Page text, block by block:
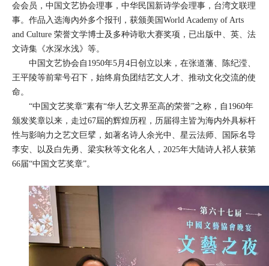
会会员，中国文艺协会理事，中华民国新诗学会理事，台湾文联理
事。作品入选海內外多个报刊，获颁美国World Academy of Arts
and Culture 荣誉文学博士及多种诗歌大赛奖项，已出版中、英、法
文诗集《水深水浅》等。
中国文艺协会自1950年5月4日创立以来，在张道藩、陈纪滢、
王平陵等前辈号召下，始终肩负团结艺文人才、推动文化交流的使
命。
“中国文艺奖章”素有“华人艺文界至高的荣誉”之称，自1960年
颁发奖章以来，走过67屆的辉煌历程，历届得主皆为海内外具标杆
性与影响力之艺文巨擘，如著名诗人余光中、星云法师、国际名导
李安、以及白先勇、梁实秋等文化名人，2025年大陆诗人祁人获第
66届“中国文艺奖章”。